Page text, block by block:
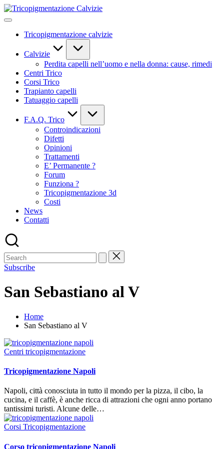
Skip
to
Tricopigmentazione
Tricopigmentazione calvizie
Calvizie
Perdita capelli nell’uomo e nella donna: cause, rimedi
Centri Trico
Corsi Trico
Trapianto capelli
Tatuaggio capelli
F.A.Q. Trico
Controindicazioni
Difetti
Opinioni
Trattamenti
E’ Permanente ?
Forum
Funziona ?
Tricopigmentazione 3d
Costi
News
Contatti
Subscribe
San Sebastiano al V
Home
San Sebastiano al V
Posted
Centri tricopigmentazione
Tricopigmentazione Napoli
Napoli, città conosciuta in tutto il mondo per la pizza, il cibo, la
cucina, e il caffè, è anche ricca di attrazioni che ogni anno portano
tantissimi turisti. Alcune delle…
Posted
Corsi Tricopigmentazione
Corso tricopigmentazione Napoli